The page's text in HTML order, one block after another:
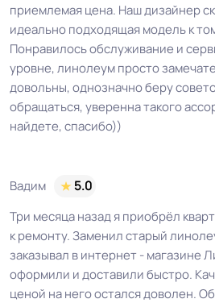
приемлемая цена. Наш дизайнер
идеально подходящая модель к
Понравилось обслуживание и
уровне, линолеум просто
довольны, однозначно беру
обращаться, уверенна такого
найдете, спасибо))
Вадим
5.0
Три месяца назад я приобрёл
к ремонту. Заменил старый
заказывал в интернет - магазине
оформили и доставили быстро.
ценой на него остался доволен.